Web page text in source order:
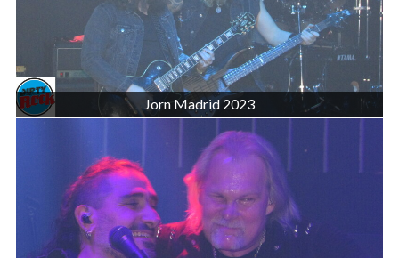
Jorn Madrid 2023